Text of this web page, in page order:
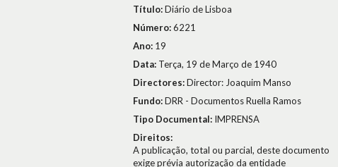
Título:Diário de Lisboa
Número:6221
Ano: 19
Data: Terça, 19 de Março de 1940
Directores:Director: Joaquim Manso
Fundo:DRR - Documentos Ruella Ramos
Tipo Documental: IMPRENSA
Direitos:
A publicação, total ou parcial, deste documento
exige prévia autorização da entidade